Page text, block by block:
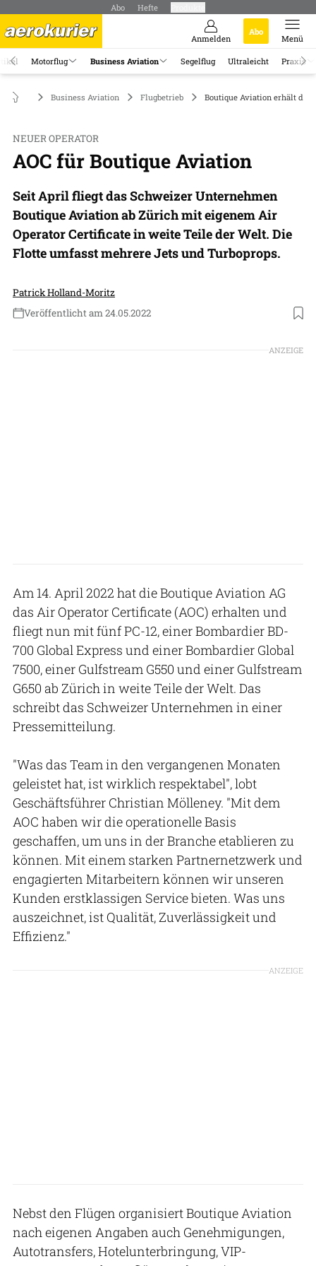
Abo Hefte
Anmelden
Abo
Menü
Motorflug Business Aviation Segelflug Ultraleicht Praxis
Business Aviation Flugbetrieb Boutique Aviation erhält das
NEUER OPERATOR
AOC für Boutique Aviation
Seit April fliegt das Schweizer Unternehmen
Boutique Aviation ab Zürich mit eigenem Air
Operator Certificate in weite Teile der Welt. Die
Flotte umfasst mehrere Jets und Turboprops.
Patrick Holland-Moritz
Veröffentlicht am 24.05.2022
Foto: Boutique Aviation AG
ANZEIGE
Am 14. April 2022 hat die Boutique Aviation AG
das Air Operator Certificate (AOC) erhalten und
fliegt nun mit fünf PC-12, einer Bombardier BD-
700 Global Express und einer Bombardier Global
7500, einer Gulfstream G550 und einer Gulfstream
G650 ab Zürich in weite Teile der Welt. Das
schreibt das Schweizer Unternehmen in einer
Pressemitteilung.
"Was das Team in den vergangenen Monaten
geleistet hat, ist wirklich respektabel", lobt
Geschäftsführer Christian Mölleney. "Mit dem
AOC haben wir die operationelle Basis
geschaffen, um uns in der Branche etablieren zu
können. Mit einem starken Partnernetzwerk und
engagierten Mitarbeitern können wir unseren
Kunden erstklassigen Service bieten. Was uns
auszeichnet, ist Qualität, Zuverlässigkeit und
Effizienz."
ANZEIGE
Nebst den Flügen organisiert Boutique Aviation
nach eigenen Angaben auch Genehmigungen,
Autotransfers, Hotelunterbringung, VIP-